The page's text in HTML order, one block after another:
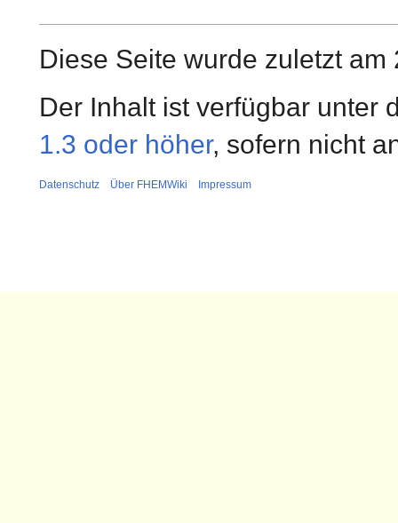
Diese Seite wurde zuletzt
Der Inhalt ist verfügbar unter
1.3 oder höher, sofern nicht
Datenschutz Über FHEMWiki Impressum